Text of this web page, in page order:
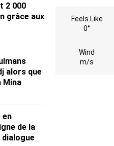
2 000
grâce aux
alors que
Mina
en
de la
Feels Like
0°
Wind
m/s